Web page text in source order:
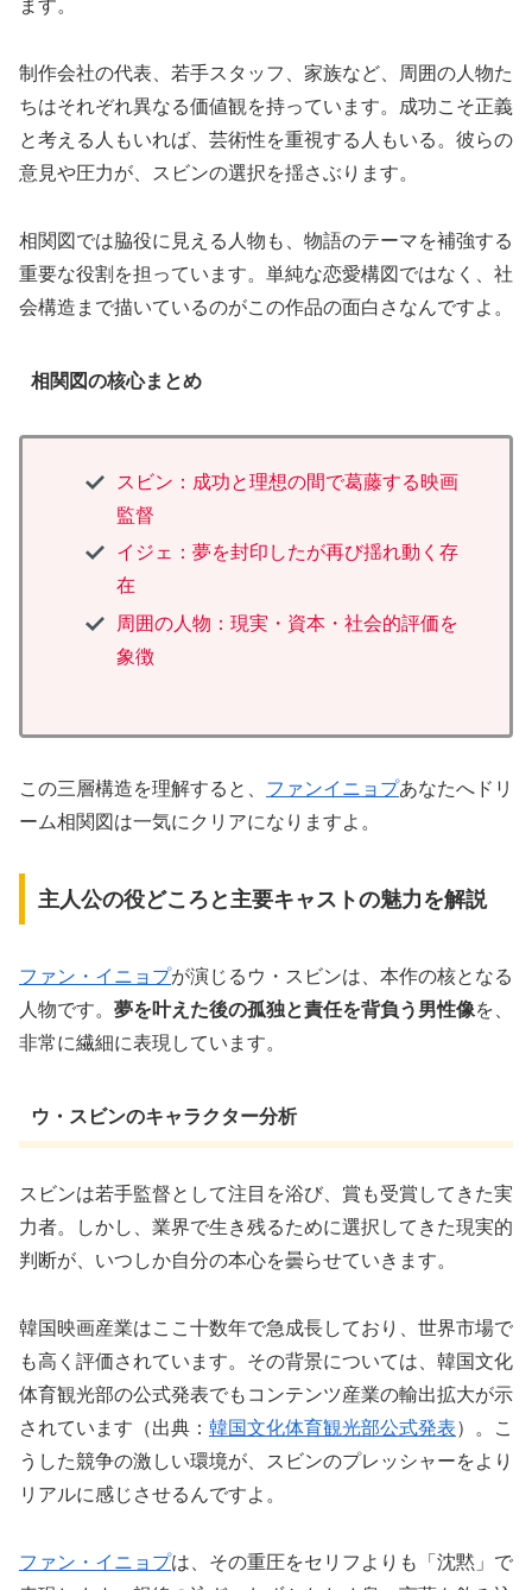
ます。
制作会社の代表、若手スタッフ、家族など、周囲の人物た
ちはそれぞれ異なる価値観を持っています。成功こそ正義
と考える人もいれば、芸術性を重視する人もいる。彼らの
意見や圧力が、スビンの選択を揺さぶります。
相関図では脇役に見える人物も、物語のテーマを補強する
重要な役割を担っています。単純な恋愛構図ではなく、社
会構造まで描いているのがこの作品の面白さなんですよ。
相関図の核心まとめ
スビン：成功と理想の間で葛藤する映画
監督
イジェ：夢を封印したが再び揺れ動く存
在
周囲の人物：現実・資本・社会的評価を
象徴
この三層構造を理解すると、 ファンイニョプあなたへドリ
ーム相関図は一気にクリアになりますよ。
主人公の役どころと主要キャストの魅力を解説
ファン・イニョプが演じるウ・スビンは、本作の核となる
人物です。 夢を叶えた後の孤独と責任を背負う男性像を、
非常に繊細に表現しています。
ウ・スビンのキャラクター分析
スビンは若手監督として注目を浴び、賞も受賞してきた実
力者。しかし、業界で生き残るために選択してきた現実的
判断が、いつしか自分の本心を曇らせていきます。
韓国映画産業はここ十数年で急成長しており、世界市場で
も高く評価されています。その背景については、韓国文化
体育観光部の公式発表でもコンテンツ産業の輸出拡大が示
されています（出典： 韓国文化体育観光部公式発表）。こ
うした競争の激しい環境が、スビンのプレッシャーをより
リアルに感じさせるんですよ。
ファン・イニョプは、その重圧をセリフよりも「沈黙」で